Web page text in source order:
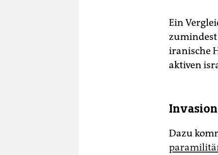
Ein
zumindest
iranische
aktiven
Dazu